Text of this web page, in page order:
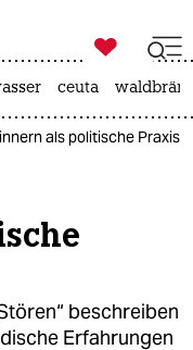

taz zahl ich
ceuta
als politische Praxis
beschreiben
Erfahrungen